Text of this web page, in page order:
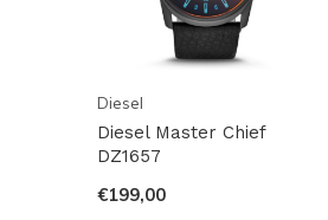
Diesel
Diesel Master Chief
DZ1657
€199,00